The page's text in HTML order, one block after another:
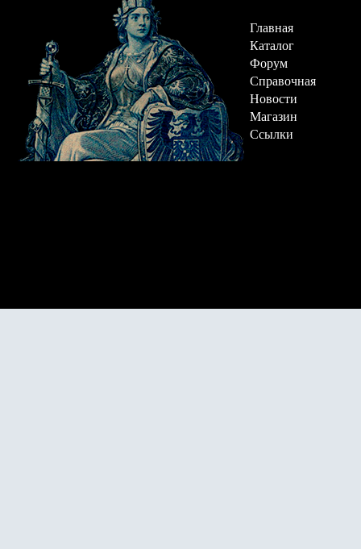
Главная
Каталог
Форум
Справочная
Новости
Магазин
Ссылки